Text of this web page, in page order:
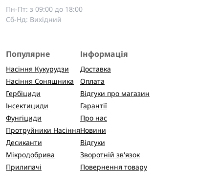
Пн-Пт: з 09:00 до 18:00
Сб-Нд: Вихідний
Популярне
Насіння Кукурудзи
Насіння Соняшника
Гербіциди
Інсектициди
Фунгіциди
Протруйники Насіння
Десиканти
Мікродобрива
Прилипачі
Інформація
Доставка
Оплата
Відгуки про магазин
Гарантії
Про нас
Новини
Відгуки
Зворотній зв'язок
Повернення товару